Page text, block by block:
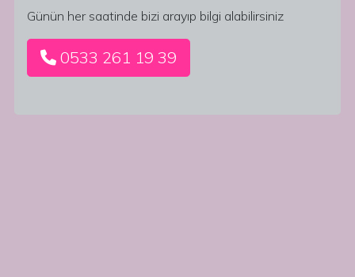
Günün her saatinde bizi arayıp bilgi alabilirsiniz
0533 261 19 39